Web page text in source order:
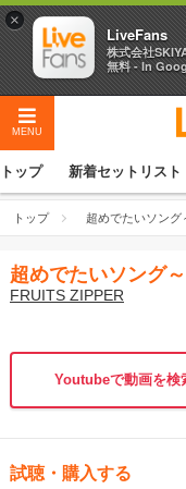
MENU
トップ 新着セットリスト
トップ 超めでたいソング
超めでたいソング
FRUITS ZIPPER
Youtubeで動画を検
試聴・購入する
×
LiveFans
株式会社
無料 - In